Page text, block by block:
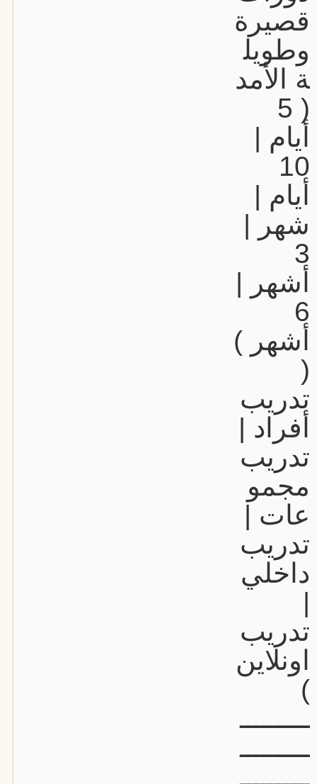
قصيرة
وطويل
ة الأمد
( 5
أيام |
10
أيام |
شهر |
3
أشهر |
6
أشهر )
(
تدريب
أفراد |
تدريب
مجمو
عات |
تدريب
داخلي
|
تدريب
اونلاين
)
ـــــــــ
ـــــــــ
ـــــــــ